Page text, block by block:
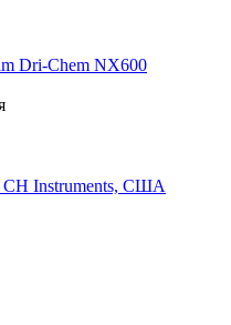
Dri-Chem NX600
CH Instruments, США